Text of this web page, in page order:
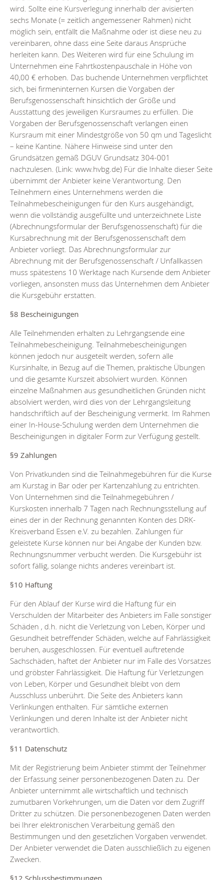
wird. Sollte eine Kursverlegung innerhalb der avisierten
sechs Monate (= zeitlich angemessener Rahmen) nicht
möglich sein, entfällt die Maßnahme oder ist diese neu zu
vereinbaren, ohne dass eine Seite daraus Ansprüche
herleiten kann. Des Weiteren wird für eine Schulung im
Unternehmen eine Fahrtkostenpauschale in Höhe von
40,00 € erhoben. Das buchende Unternehmen verpflichtet
sich, bei firmeninternen Kursen die Vorgaben der
Berufsgenossenschaft hinsichtlich der Größe und
Ausstattung des jeweiligen Kursraumes zu erfüllen. Die
Vorgaben der Berufsgenossenschaft verlangen einen
Kursraum mit einer Mindestgröße von 50 qm und Tageslicht
– keine Kantine. Nähere Hinweise sind unter den
Grundsätzen gemäß DGUV Grundsatz 304-001
nachzulesen. (Link: www.hvbg.de) Für die Inhalte dieser Seite
übernimmt der Anbieter keine Verantwortung. Den
Teilnehmern eines Unternehmens werden die
Teilnahmebescheinigungen für den Kurs ausgehändigt,
wenn die vollständig ausgefüllte und unterzeichnete Liste
(Abrechnungsformular der Berufsgenossenschaft) für die
Kursabrechnung mit der Berufsgenossenschaft dem
Anbieter vorliegt. Das Abrechnungsformular zur
Abrechnung mit der Berufsgenossenschaft / Unfallkassen
muss spätestens 10 Werktage nach Kursende dem Anbieter
vorliegen, ansonsten muss das Unternehmen dem Anbieter
die Kursgebühr erstatten.
§8 Bescheinigungen
Alle Teilnehmenden erhalten zu Lehrgangsende eine
Teilnahmebescheinigung. Teilnahmebescheinigungen
können jedoch nur ausgeteilt werden, sofern alle
Kursinhalte, in Bezug auf die Themen, praktische Übungen
und die gesamte Kurszeit absolviert wurden. Können
einzelne Maßnahmen aus gesundheitlichen Gründen nicht
absolviert werden, wird dies von der Lehrgangsleitung
handschriftlich auf der Bescheinigung vermerkt. Im Rahmen
einer In-House-Schulung werden dem Unternehmen die
Bescheinigungen in digitaler Form zur Verfügung gestellt.
§9 Zahlungen
Von Privatkunden sind die Teilnahmegebühren für die Kurse
am Kurstag in Bar oder per Kartenzahlung zu entrichten.
Von Unternehmen sind die Teilnahmegebühren /
Kurskosten innerhalb 7 Tagen nach Rechnungsstellung auf
eines der in der Rechnung genannten Konten des DRK-
Kreisverband Essen e.V. zu bezahlen. Zahlungen für
geleistete Kurse können nur bei Angabe der Kunden bzw.
Rechnungsnummer verbucht werden. Die Kursgebühr ist
sofort fällig, solange nichts anderes vereinbart ist.
§10 Haftung
Für den Ablauf der Kurse wird die Haftung für ein
Verschulden der Mitarbeiter des Anbieters im Falle sonstiger
Schäden , d.h. nicht die Verletzung von Leben, Körper und
Gesundheit betreffender Schäden, welche auf Fahrlässigkeit
beruhen, ausgeschlossen. Für eventuell auftretende
Sachschäden, haftet der Anbieter nur im Falle des Vorsatzes
und gröbster Fahrlässigkeit. Die Haftung für Verletzungen
von Leben, Körper und Gesundheit bleibt von dem
Ausschluss unberührt. Die Seite des Anbieters kann
Verlinkungen enthalten. Für sämtliche externen
Verlinkungen und deren Inhalte ist der Anbieter nicht
verantwortlich.
§11 Datenschutz
Mit der Registrierung beim Anbieter stimmt der Teilnehmer
der Erfassung seiner personenbezogenen Daten zu. Der
Anbieter unternimmt alle wirtschaftlich und technisch
zumutbaren Vorkehrungen, um die Daten vor dem Zugriff
Dritter zu schützen. Die personenbezogenen Daten werden
bei Ihrer elektronischen Verarbeitung gemäß den
Bestimmungen und den gesetzlichen Vorgaben verwendet.
Der Anbieter verwendet die Daten ausschließlich zu eigenen
Zwecken.
§12 Schlussbestimmungen